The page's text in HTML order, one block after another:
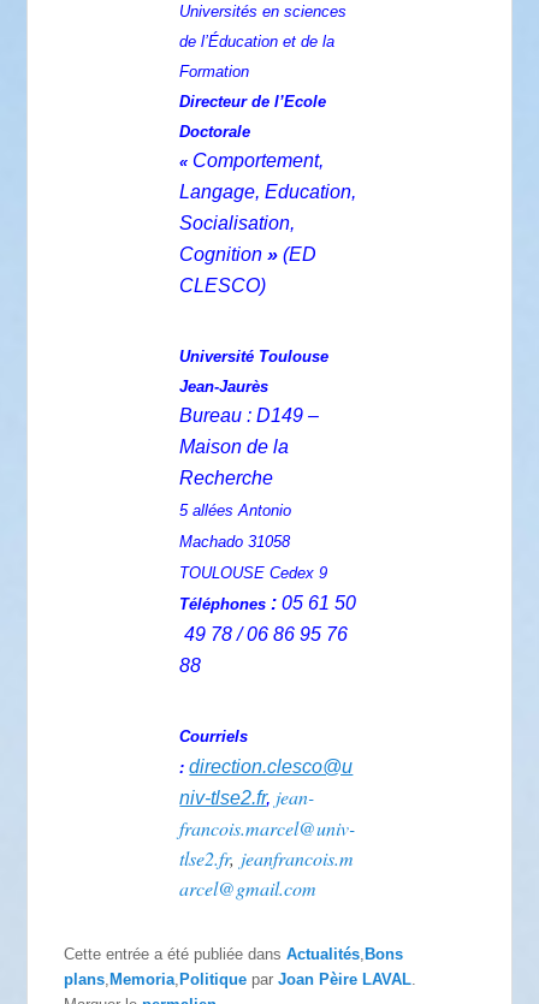
Universités en sciences
de l’Éducation et de la
Formation
Directeur de l’Ecole
Doctorale
« Comportement,
Langage, Education,
Socialisation,
Cognition »(ED
CLESCO)
Université Toulouse
Jean-Jaurès
Bureau : D149 –
Maison de la
Recherche
5 allées Antonio
Machado 31058
TOULOUSE Cedex 9
Téléphones :05 61 50
49 78 / 06 86 95 76
88
Courriels
:direction.clesco@u
niv-tlse2.fr, jean-
francois.marcel@univ-
tlse2.fr, jeanfrancois.m
arcel@gmail.com
Cette entrée a été publiée dansActualités ,Bons
plans ,Memoria ,Politique parJoan Pèire LAVAL